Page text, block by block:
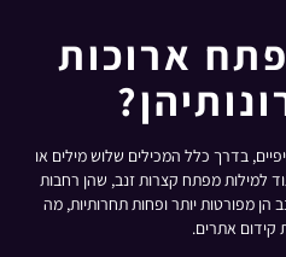
ארוכות
בדרך כלל המכילים שלוש מילים או
למילות מפתח קצרות זנב, שהן רחבות
הן מפורטות יותר ופחות תחרותיות, מה
קידום אתרים.